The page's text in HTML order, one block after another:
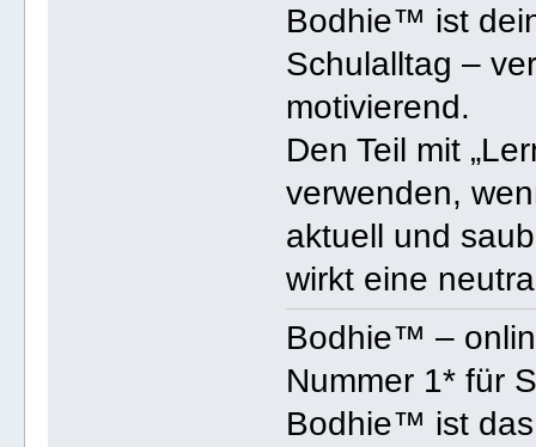
Bodhie™ ist
Schulalltag –
motivierend.
Den Teil mit
verwenden,
aktuell und
wirkt eine
Bodhie™ –
Nummer 1* für
Bodhie™ ist